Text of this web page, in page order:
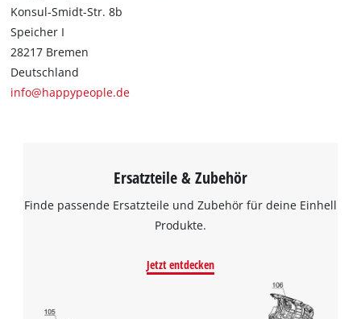
Konsul-Smidt-Str. 8b
Speicher I
28217 Bremen
Deutschland
info@happypeople.de
Ersatzteile & Zubehör
Finde passende Ersatzteile und Zubehör für deine Einhell
Produkte.
Jetzt entdecken